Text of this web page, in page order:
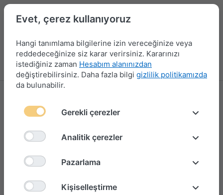
Menü Giriş yap Karşılaştırma Favori Listesi
Evet, çerez kullanıyoruz
Hangi tanımlama bilgilerine izin vereceğinize veya
reddedeceğinize siz karar verirsiniz. Kararınızı
istediğiniz zaman Hesabım alanınızdan
değiştirebilirsiniz. Daha fazla bilgi gizlilik politikamızda
da bulunabilir.
Gerekli çerezler
Analitik çerezler
Pazarlama
Kişiselleştirme